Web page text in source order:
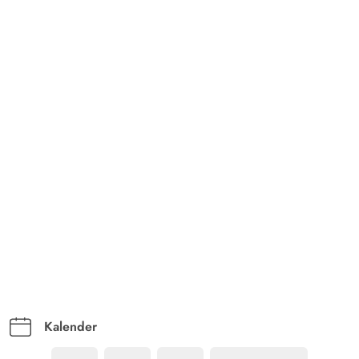
Kalender